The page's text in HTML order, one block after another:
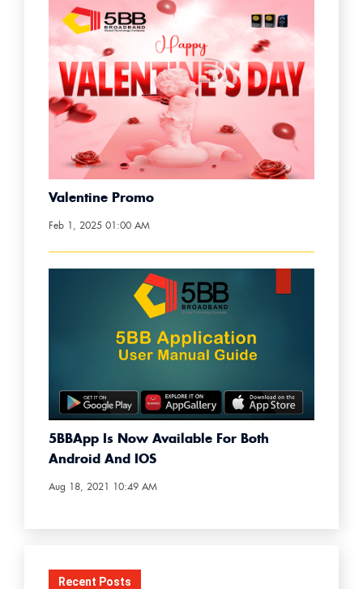
Valentine Promo
Feb 1, 2025 01:00 AM
5BBApp Is Now Available For Both
Android And IOS
Aug 18, 2021 10:49 AM
Recent Posts